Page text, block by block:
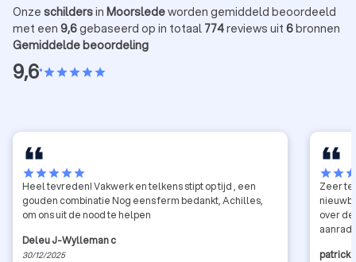
Onze schildersin Moorsledeworden gemiddeld beoordeeld
met een 9,6gebaseerd op in totaal 774reviews uit 6bronnen
Gemiddelde beoordeling
9,6•starstarstarstarstar
starstarstarstarstar
Heel tevreden! Vakwerk en telkens stipt op tijd , een
gouden combinatie Nog eens ferm bedankt, Achilles,
om ons uit de nood te helpen
Deleu J-Wylleman c
30/12/2025
starstar
Zeer
over
patrick